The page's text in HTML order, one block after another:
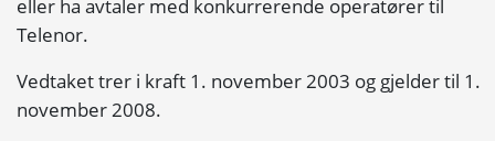
eller ha avtaler med konkurrerende operatører til
Telenor.
Vedtaket trer i kraft 1. november 2003 og gjelder til 1.
november 2008.